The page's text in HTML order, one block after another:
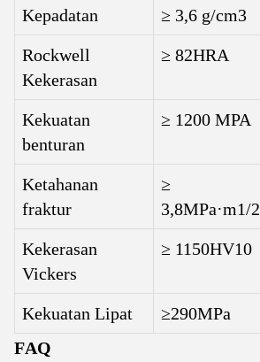
Kepadatan ≥ 3,6 g/cm3
Rockwell
Kekerasan
≥ 82HRA
Kekuatan
benturan
≥ 1200 MPA
Ketahanan
fraktur
≥
3,8MPa·m1/2
Kekerasan
Vickers
≥ 1150HV10
Kekuatan Lipat ≥290MPa
FAQ